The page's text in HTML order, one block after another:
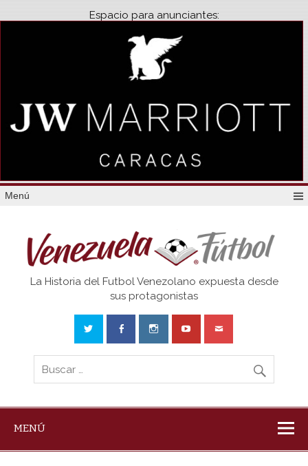
Espacio para anunciantes:
Menú
Venezuela
La Historia del Futbol Venezolano expuesta desde
sus protagonistas
MENÚ